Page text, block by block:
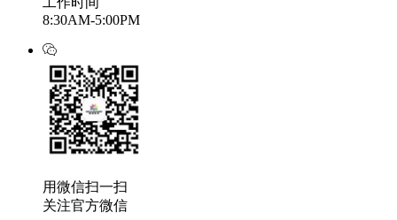
8:30AM-5:00PM
用微信扫一扫
关注官方微信